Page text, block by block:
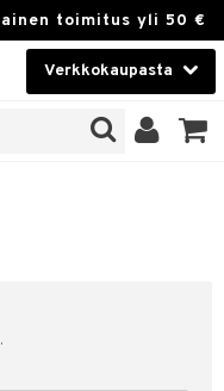
toimitus yli 50 €
Verkkokaupasta